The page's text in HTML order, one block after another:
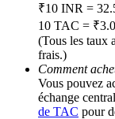
Deposit
Share 500000
Exclusive for
₹10 INR =
10 TAC =
(Tous les taux
frais.)
Comment
Vous pouvez
échange
de TAC pour